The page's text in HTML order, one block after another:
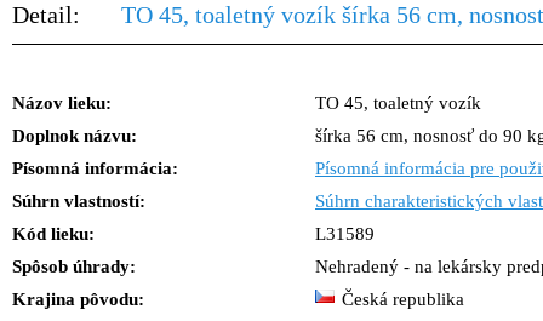
Detail: TO 45, toaletný vozík šírka 56 cm,
Názov lieku:
TO 45, toaletný vozík
Doplnok názvu:
šírka 56 cm, nosnosť do 90
Písomná informácia:
Písomná informácia pre
Súhrn vlastností:
Súhrn charakteristických
Kód lieku:
L31589
Spôsob úhrady:
Nehradený - na lekársky
Krajina pôvodu:
Česká republika